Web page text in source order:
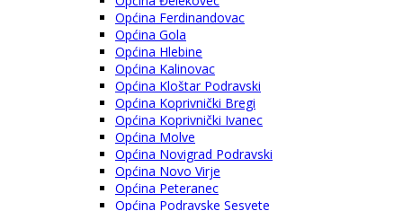
Općina Ferdinandovac
Općina Gola
Općina Hlebine
Općina Kalinovac
Općina Kloštar Podravski
Općina Koprivnički Bregi
Općina Koprivnički Ivanec
Općina Molve
Općina Novigrad Podravski
Općina Novo Virje
Općina Peteranec
Općina Podravske Sesvete